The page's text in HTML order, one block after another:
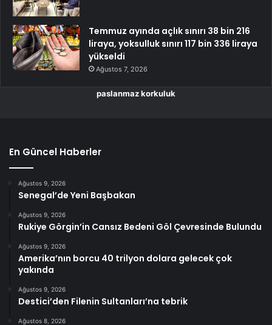
Temmuz ayında açlık sınırı 38 bin 216
liraya, yoksulluk sınırı 117 bin 336 liraya
yükseldi
Ağustos 7, 2026
paslanmaz korkuluk
En Güncel Haberler
Ağustos 9, 2026
Senegal’de Yeni Başbakan
Ağustos 9, 2026
Rukiye Görgin’in Cansız Bedeni Göl Çevresinde Bulundu
Ağustos 9, 2026
Amerika’nın borcu 40 trilyon dolara gelecek çok
yakında
Ağustos 9, 2026
Destici’den Filenin Sultanları’na tebrik
Ağustos 8, 2026